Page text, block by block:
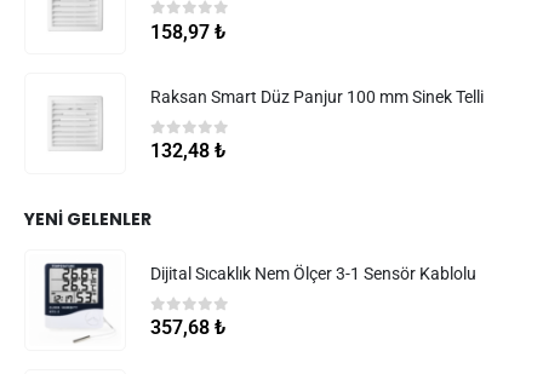
0 5 üzerinden
158,97 ₺
Raksan Smart Düz Panjur 100 mm Sinek Telli
05 üzerinden
132,48 ₺
YENI GELENLER
Dijital Sıcaklık Nem Ölçer 3-1 Sensör Kablolu
05 üzerinden
357,68 ₺